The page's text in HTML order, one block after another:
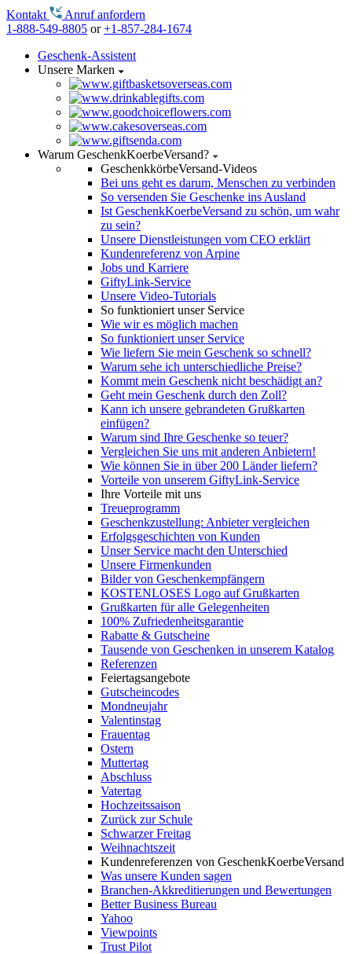
Kontakt
Anruf anfordern
1-888-549-8805 or+1-857-284-1674
Geschenk-Assistent
Unsere Marken
Warum GeschenkKoerbeVersand?
GeschenkkörbeVersand-Videos
Bei uns geht es darum, Menschen zu verbinden
So versenden Sie Geschenke ins Ausland
Ist GeschenkKoerbeVersand zu schön, um wahr
zu sein?
Unsere Dienstleistungen vom CEO erklärt
Kundenreferenz von Arpine
Jobs und Karriere
GiftyLink-Service
Unsere Video-Tutorials
So funktioniert unser Service
Wie wir es möglich machen
So funktioniert unser Service
Wie liefern Sie mein Geschenk so schnell?
Warum sehe ich unterschiedliche Preise?
Kommt mein Geschenk nicht beschädigt an?
Geht mein Geschenk durch den Zoll?
Kann ich unsere gebrandeten Grußkarten
einfügen?
Warum sind Ihre Geschenke so teuer?
Vergleichen Sie uns mit anderen Anbietern!
Wie können Sie in über 200 Länder liefern?
Vorteile von unserem GiftyLink-Service
Ihre Vorteile mit uns
Treueprogramm
Geschenkzustellung: Anbieter vergleichen
Erfolgsgeschichten von Kunden
Unser Service macht den Unterschied
Unsere Firmenkunden
Bilder von Geschenkempfängern
KOSTENLOSES Logo auf Grußkarten
Grußkarten für alle Gelegenheiten
100% Zufriedenheitsgarantie
Rabatte & Gutscheine
Tausende von Geschenken in unserem Katalog
Referenzen
Feiertagsangebote
Gutscheincodes
Mondneujahr
Valentinstag
Frauentag
Ostern
Muttertag
Abschluss
Vatertag
Hochzeitssaison
Zurück zur Schule
Schwarzer Freitag
Weihnachtszeit
Kundenreferenzen von GeschenkKoerbeVersand
Was unsere Kunden sagen
Branchen-Akkreditierungen und Bewertungen
Better Business Bureau
Yahoo
Viewpoints
Trust Pilot